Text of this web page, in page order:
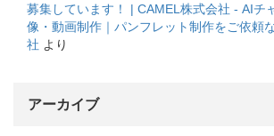
募集しています！ | CAMEL株式会社 - AIチ
像・動画制作｜パンフレット制作をご依頼
社 より
アーカイブ